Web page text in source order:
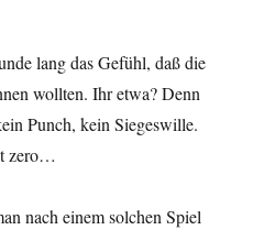
lang das Gefühl, daß die
wollten. Ihr etwa? Denn
Punch, kein Siegeswille.
zero…
nach einem solchen Spiel